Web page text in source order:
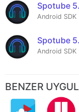
Spotube
Android SDK
Spotube
Android SDK
BENZER